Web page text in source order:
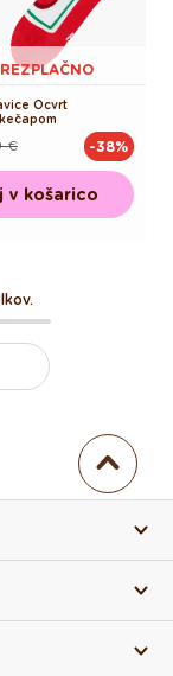
Ocvrt
€ -38%
v košarico